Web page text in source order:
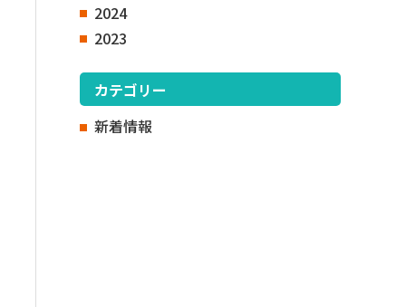
2024
2023
カテゴリー
新着情報